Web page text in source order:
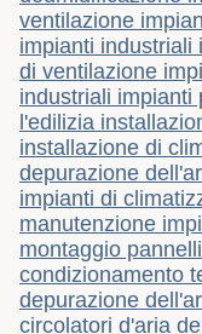
ventilazione
impianti industriali
di ventilazione
industriali impianti
l'edilizia
installazione di
depurazione
impianti di
manutenzione
montaggio
condizionamento
depurazione
circolatori d'aria